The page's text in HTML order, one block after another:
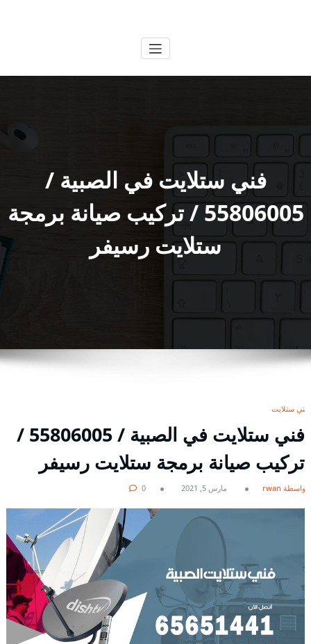
فني ستلايت في الصبية /
55806005 / تركيب صيانة برمجة
ستلايت رسيفر
فني ستلايت
فني ستلايت في الصبية / 55806005 /
تركيب صيانة برمجة ستلايت رسيفر
بواسطة rwan مارس 5, 2021 0